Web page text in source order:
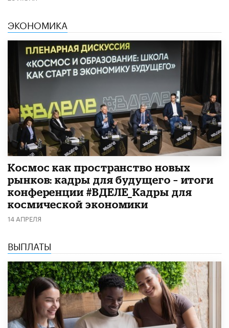
ЭКОНОМИКА
Космос как пространство новых
рынков: кадры для будущего – итоги
конференции #ВДЕЛЕ_Кадры для
космической экономики
14 АПРЕЛЯ
ВЫПЛАТЫ